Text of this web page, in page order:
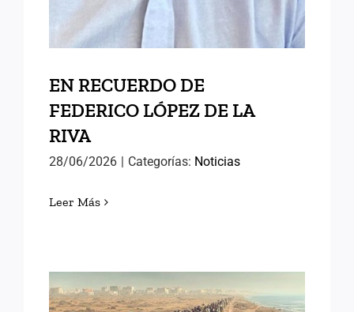
EN RECUERDO DE
FEDERICO LÓPEZ DE LA
RIVA
28/06/2026 Categorías: Noticias
Leer Más